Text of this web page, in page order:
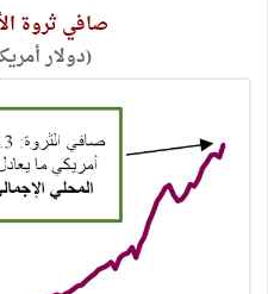
صافي ثروة
(دولار